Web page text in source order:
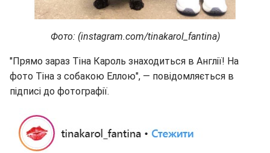
Фото: (instagram.com/tinakarol_fantina)
"Прямо зараз Тіна Кароль знаходиться в Англії! На
фото Тіна з собакою Еллою", — повідомляється в
підписі до фотографії.